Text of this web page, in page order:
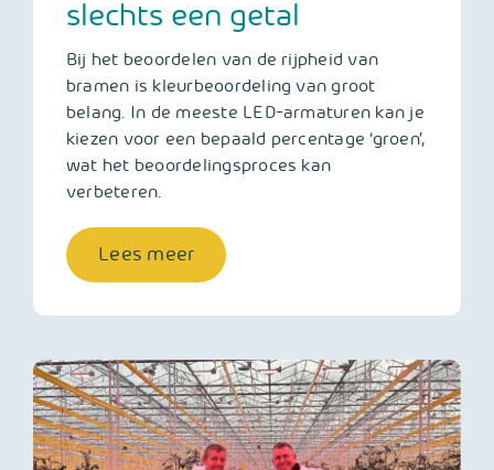
slechts een getal
Bij het beoordelen van de rijpheid van
bramen is kleurbeoordeling van groot
belang. In de meeste LED-armaturen kan je
kiezen voor een bepaald percentage ‘groen’,
wat het beoordelingsproces kan
verbeteren.
Lees meer